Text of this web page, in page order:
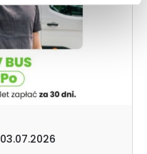
03.07.2026